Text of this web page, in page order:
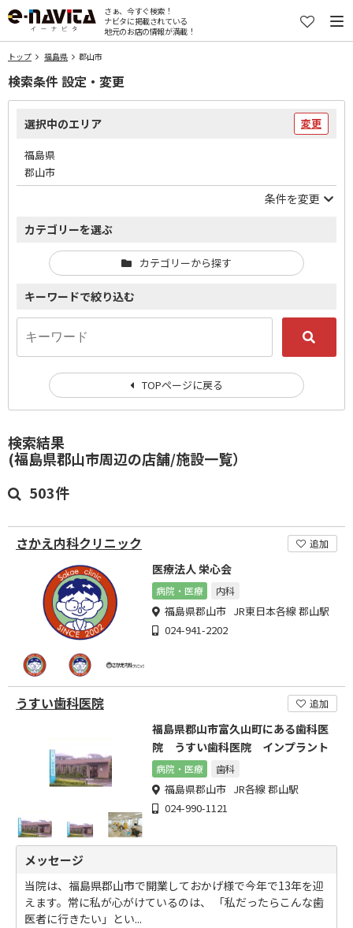
さぁ、今すぐ検索！
ナビタに掲載されている
地元のお店の情報が満載！
トップ 福島県 郡山市
検索結果
(福島県郡山市周辺の店舗/施設一覧）
503件
さかえ内科クリニック 追加
医療法人 栄心会
病院・医療 内科
福島県郡山市 JR東日本各線 郡山駅
024-941-2202
うすい歯科医院 追加
福島県郡山市富久山町にある歯科医
院 うすい歯科医院 インプラント
病院・医療 歯科
福島県郡山市 JR各線 郡山駅
024-990-1121
メッセージ
当院は、福島県郡山市で開業しておかげ様で今年で13年を迎
えます。常に私が心がけているのは、 「私だったらこんな歯
医者に行きたい」とい...
検索条件 設定・変更
選択中のエリア 変更
福島県
郡山市
条件を変更
カテゴリーを選ぶ
カテゴリーから探す
キーワードで絞り込む
TOPページに戻る